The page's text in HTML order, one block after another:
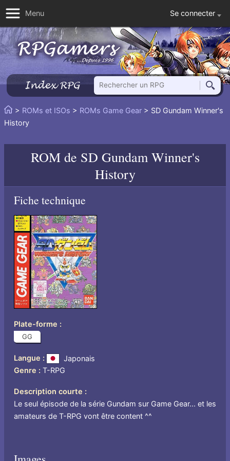
Menu Se connecter
Index RPG
Rechercher un RPG
Vous
êtes
> ROMs et ISOs > ROMs Game Gear > SD Gundam Winner's
History
ROM de SD Gundam Winner's
History
Fiche technique
Plate-forme
GG
Langue
Japonais
Genre
T-RPG
Description courte
Le seul épisode de la série Gundam sur Game Gear... et les
amateurs de T-RPG vont être content ^^